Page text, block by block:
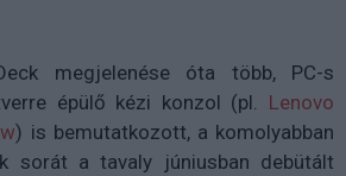
megjelenése óta több, PC-s
épülő kézi konzol (pl. Lenovo
) is bemutatkozott, a komolyabban
sorát a tavaly júniusban debütált